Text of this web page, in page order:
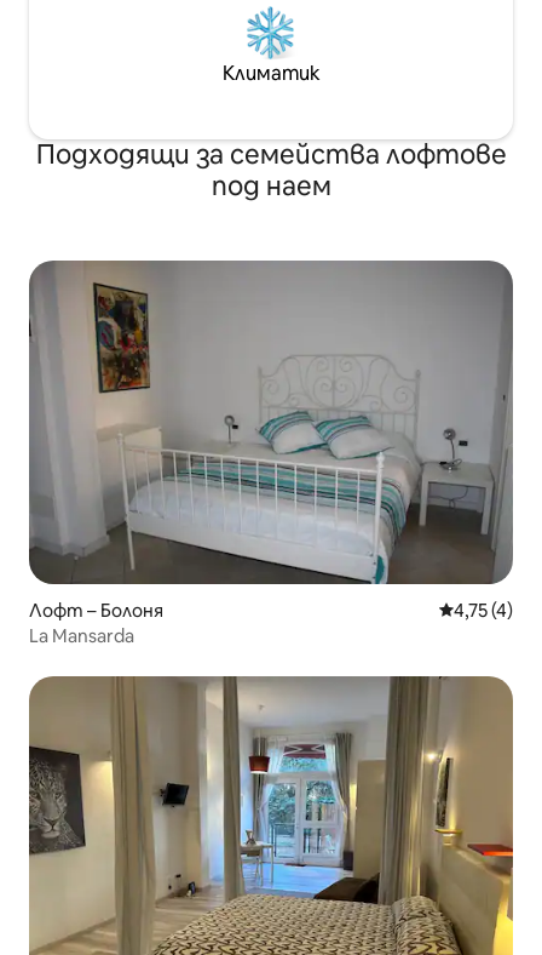
Климатик
Подходящи за семейства лофтове
под наем
Лофт – Болоня Средна
4,75 (4)
La Mansarda